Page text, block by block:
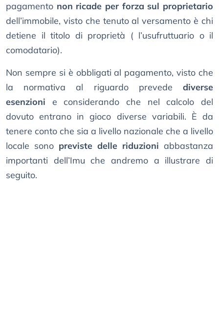
pagamento non ricade per forza sul proprietario
dell’immobile, visto che tenuto al versamento è chi
detiene il titolo di proprietà ( l’usufruttuario o il
comodatario).
Non sempre si è obbligati al pagamento, visto che
la normativa al riguardo prevede diverse
esenzioni e considerando che nel calcolo del
dovuto entrano in gioco diverse variabili. È da
tenere conto che sia a livello nazionale che a livello
locale sono previste delle riduzioni abbastanza
importanti dell’Imu che andremo a illustrare di
seguito.